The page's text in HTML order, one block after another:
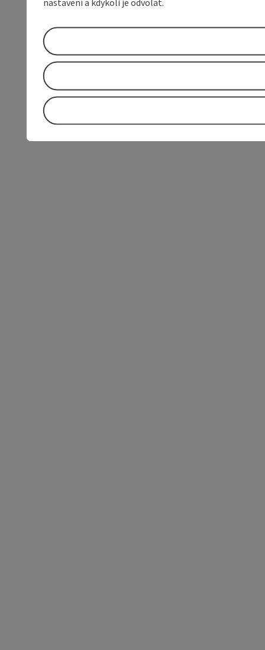
nastavení a kdykoli je odvolat.